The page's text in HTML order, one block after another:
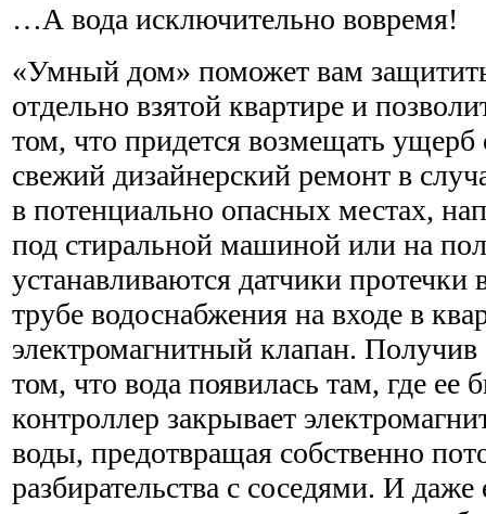
…А вода исключительно вовремя!
«Умный дом» поможет вам
отдельно взятой квартире и
том, что придется возмещать ущерб
свежий дизайнерский ремонт в
в потенциально опасных местах,
под стиральной машиной или на
устанавливаются датчики протечки
трубе водоснабжения на входе в
электромагнитный клапан. Получив
том, что вода появилась там, где ее
контроллер закрывает
воды, предотвращая собственно
разбирательства с соседями. И